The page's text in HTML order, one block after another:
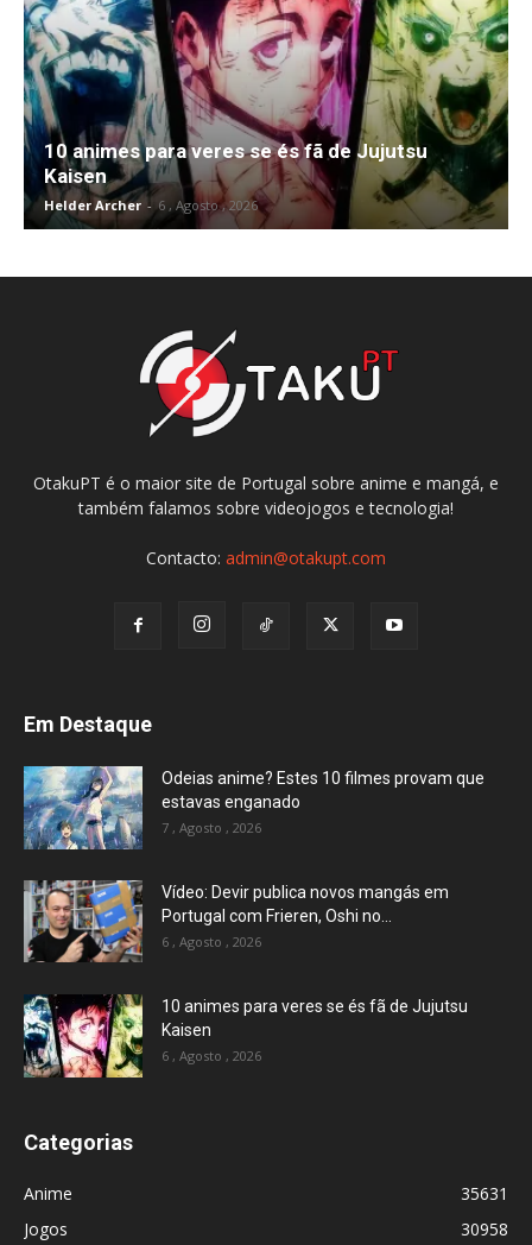
10 animes para veres se és fã de Jujutsu
Kaisen
Helder Archer - 6 , Agosto , 2026
OtakuPT é o maior site de Portugal sobre anime e mangá, e
também falamos sobre videojogos e tecnologia!
Contacto: admin@otakupt.com
Em Destaque
Odeias anime? Estes 10 filmes provam que
estavas enganado
7 , Agosto , 2026
Vídeo: Devir publica novos mangás em
Portugal com Frieren, Oshi no...
6 , Agosto , 2026
10 animes para veres se és fã de Jujutsu
Kaisen
6 , Agosto , 2026
Categorias
Anime
35631
Jogos
30958